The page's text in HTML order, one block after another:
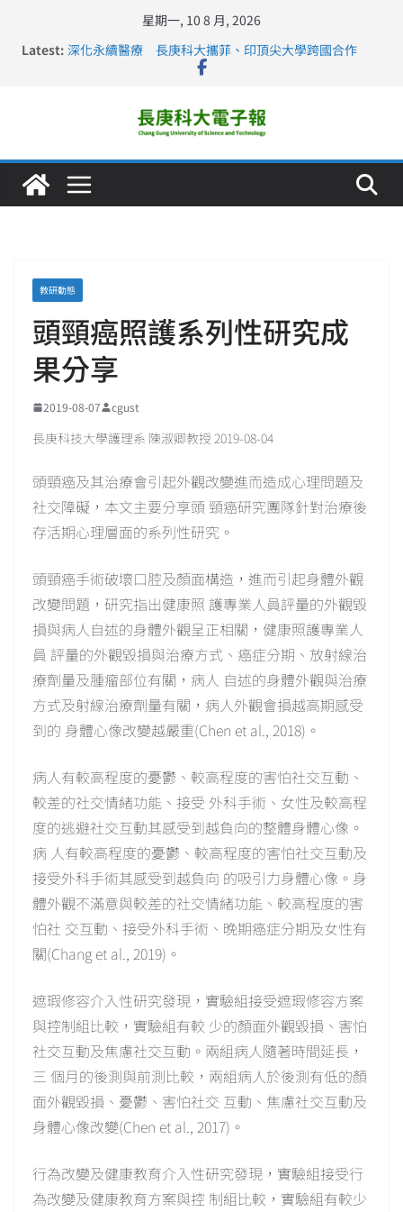
星期一, 10 8 月, 2026
Latest: 深化永續醫療 長庚科大攜菲、印頂尖大學跨國合作
長庚科大訪凱瑟醫療集團、美容學校收穫豐
仁德醫專與長庚科大締結策略聯盟 培育護理尖兵
長庚科大連四年穩居《遠見》醫學大學第5名 辦學實力再
教研動態
頭頸癌照護系列性研究成
果分享
2019-08-07 cgust
長庚科技大學護理系 陳淑卿教授 2019-08-04
頭頸癌及其治療會引起外觀改變進而造成心理問題及
社交障礙，本文主要分享頭 頸癌研究團隊針對治療後
存活期心理層面的系列性研究。
頭頸癌手術破壞口腔及顏面構造，進而引起身體外觀
改變問題，研究指出健康照 護專業人員評量的外觀毀
損與病人自述的身體外觀呈正相關，健康照護專業人
員 評量的外觀毀損與治療方式、癌症分期、放射線治
療劑量及腫瘤部位有關，病人 自述的身體外觀與治療
方式及射線治療劑量有關，病人外觀會損越高期感受
到的 身體心像改變越嚴重(Chen et al., 2018)。
病人有較高程度的憂鬱、較高程度的害怕社交互動、
較差的社交情緒功能、接受 外科手術、女性及較高程
度的逃避社交互動其感受到越負向的整體身體心像。
病 人有較高程度的憂鬱、較高程度的害怕社交互動及
接受外科手術其感受到越負向 的吸引力身體心像。身
體外觀不滿意與較差的社交情緒功能、較高程度的害
怕社 交互動、接受外科手術、晚期癌症分期及女性有
關(Chang et al., 2019)。
遮瑕修容介入性研究發現，實驗組接受遮瑕修容方案
與控制組比較，實驗組有較 少的顏面外觀毀損、害怕
社交互動及焦慮社交互動。兩組病人隨著時間延長，
三 個月的後測與前測比較，兩組病人於後測有低的顏
面外觀毀損、憂鬱、害怕社交 互動、焦慮社交互動及
身體心像改變(Chen et al., 2017)。
行為改變及健康教育介入性研究發現，實驗組接受行
為改變及健康教育方案與控 制組比較，實驗組有較少